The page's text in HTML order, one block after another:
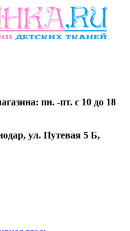
пн. -пт. с 10 до 18
ул. Путевая 5 Б,